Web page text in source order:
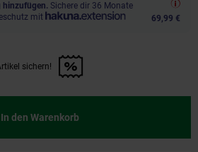
hinzufügen. Sichere dir 36 Monate
mit
69,99 €
diesen Artikel sichern!" anwenden
sichern!
In den Warenkorb